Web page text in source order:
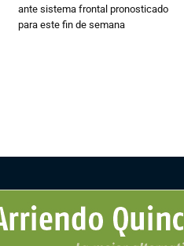
ante sistema frontal pronosticado
para este fin de semana